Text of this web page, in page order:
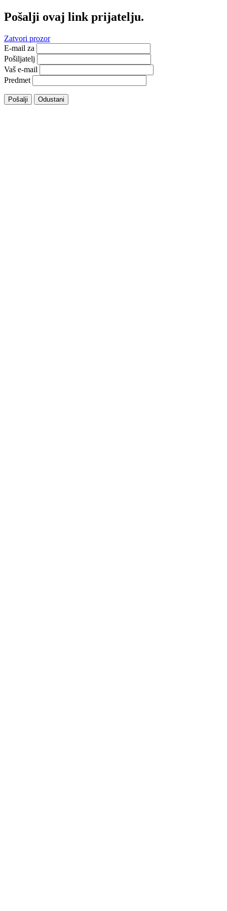
Pošalji ovaj link prijatelju.
Zatvori prozor
E-mail za
Pošiljatelj
Vaš e-mail
Predmet
Pošalji Odustani